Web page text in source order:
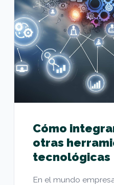
Cómo
otras
tecnológicas
En el mundo